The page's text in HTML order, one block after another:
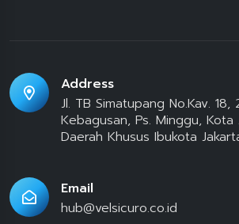
Address
Jl. TB Simatupang No.Kav. 18,
Kebagusan, Ps. Minggu, Kota
Daerah Khusus Ibukota
Email
hub@velsicuro.co.id